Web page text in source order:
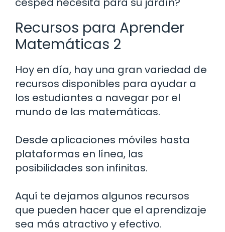
Recursos para Aprender
Matemáticas 2
Hoy en día, hay una gran variedad de
recursos disponibles para ayudar a
los estudiantes a navegar por el
mundo de las matemáticas.
Desde aplicaciones móviles hasta
plataformas en línea, las
posibilidades son infinitas.
Aquí te dejamos algunos recursos
que pueden hacer que el aprendizaje
sea más atractivo y efectivo.